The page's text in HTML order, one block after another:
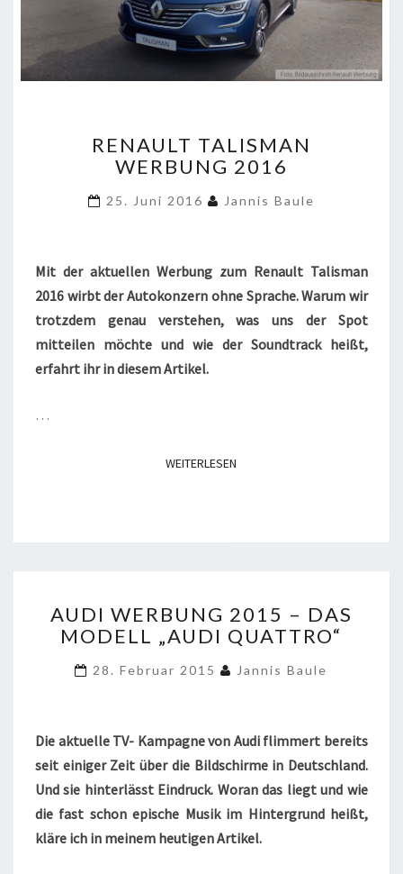
TALISMAN
WERBUNG
RENAULT TALISMAN
WERBUNG 2016
25. Juni 2016 Jannis Baule
Mit der aktuellen Werbung zum Renault Talisman
2016 wirbt der Autokonzern ohne Sprache. Warum wir
trotzdem genau verstehen, was uns der Spot
mitteilen möchte und wie der Soundtrack heißt,
erfahrt ihr in diesem Artikel.
…
WEITERLESEN
WERBUNG
2015
DAS
QUATTRO“
AUDI WERBUNG 2015 – DAS
MODELL „AUDI QUATTRO“
28. Februar 2015 Jannis Baule
Die aktuelle TV- Kampagne von Audi flimmert bereits
seit einiger Zeit über die Bildschirme in Deutschland.
Und sie hinterlässt Eindruck. Woran das liegt und wie
die fast schon epische Musik im Hintergrund heißt,
kläre ich in meinem heutigen Artikel.